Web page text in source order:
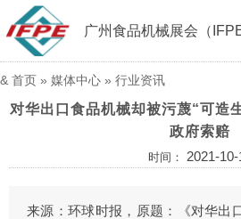
广州食品机械展会（
& 首页 » 媒体中心 » 行业资讯
对华出口食品机械却被污蔑“可造
政府索赔
时间： 2021-10-
来源：环球时报，原题：《对华出